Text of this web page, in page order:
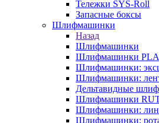
Тележки SYS-Roll
Запасные боксы
Шлифмашинки
Назад
Шлифмашинки
Шлифмашинки
Шлифмашинки:
Шлифмашинки:
Дельтавидные
Шлифмашинки
Шлифмашинки:
Шлифмашинки: